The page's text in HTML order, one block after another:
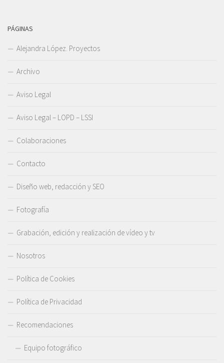
PÁGINAS
Alejandra López. Proyectos
Archivo
Aviso Legal
Aviso Legal – LOPD – LSSI
Colaboraciones
Contacto
Diseño web, redacción y SEO
Fotografía
Grabación, edición y realización de vídeo y tv
Nosotros
Política de Cookies
Política de Privacidad
Recomendaciones
Equipo fotográfico